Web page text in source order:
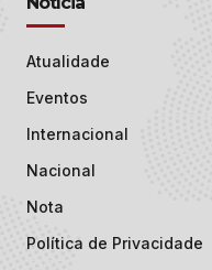
Atualidade
Eventos
Internacional
Nacional
Nota
Política de Privacidade